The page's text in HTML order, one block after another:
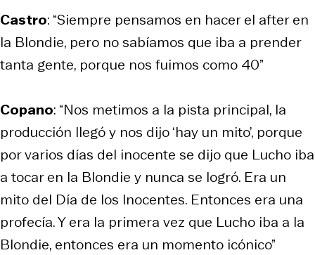
Castro: “Siempre pensamos en hacer el after en
la Blondie, pero no sabíamos que iba a prender
tanta gente, porque nos fuimos como 40”
Copano: “Nos metimos a la pista principal, la
producción llegó y nos dijo ‘hay un mito’, porque
por varios días del inocente se dijo que Lucho iba
a tocar en la Blondie y nunca se logró. Era un
mito del Día de los Inocentes. Entonces era una
profecía. Y era la primera vez que Lucho iba a la
Blondie, entonces era un momento icónico”